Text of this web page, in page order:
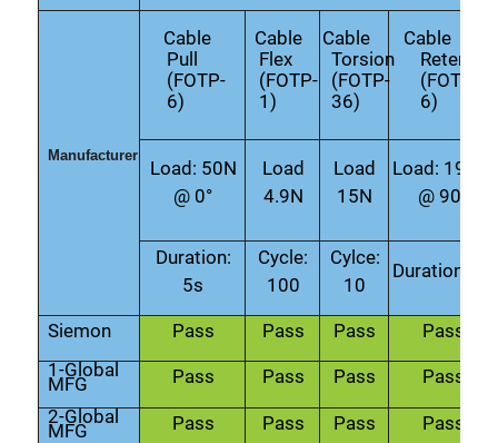
Manufacturer
Cable
Pull
(FOTP-
6)
Cable
Flex
(FOTP-
1)
Cable
Torsion
(FOTP-
36)
Cable
(FOTP-
6)
Load: 50N
@ 0°
Load
4.9N
Load
15N
Load: 19.4N
@ 90°
Duration:
5s
Cycle:
100
Cylce:
10
Duration: 5s
Siemon Pass Pass Pass
Pass
1-Global
MFG Pass Pass Pass
Pass
2-Global
MFG Pass Pass Pass
Pass